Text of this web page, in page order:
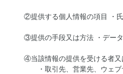
②提供する個人情報の項目 ・
③提供の手段又は方法 ・デー
④当該情報の提供を受ける者又
・取引先、営業先、ウェブ